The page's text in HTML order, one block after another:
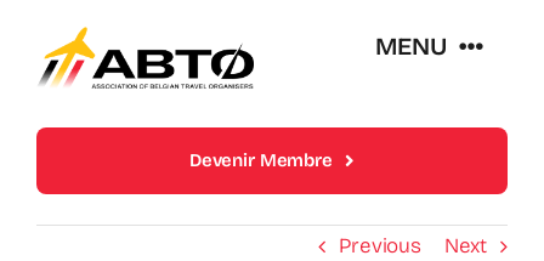
content
MENU
Over Abto
Op Reis Zonder Zorgen
Devenir Membre
Previous Next